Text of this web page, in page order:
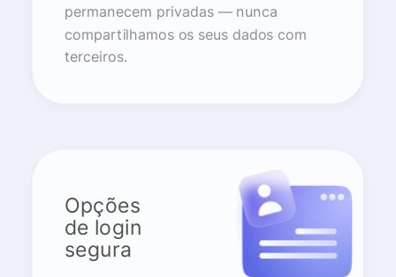
permanecem privadas — nunca
compartilhamos os seus dados com
terceiros.
Opções
de login
segura